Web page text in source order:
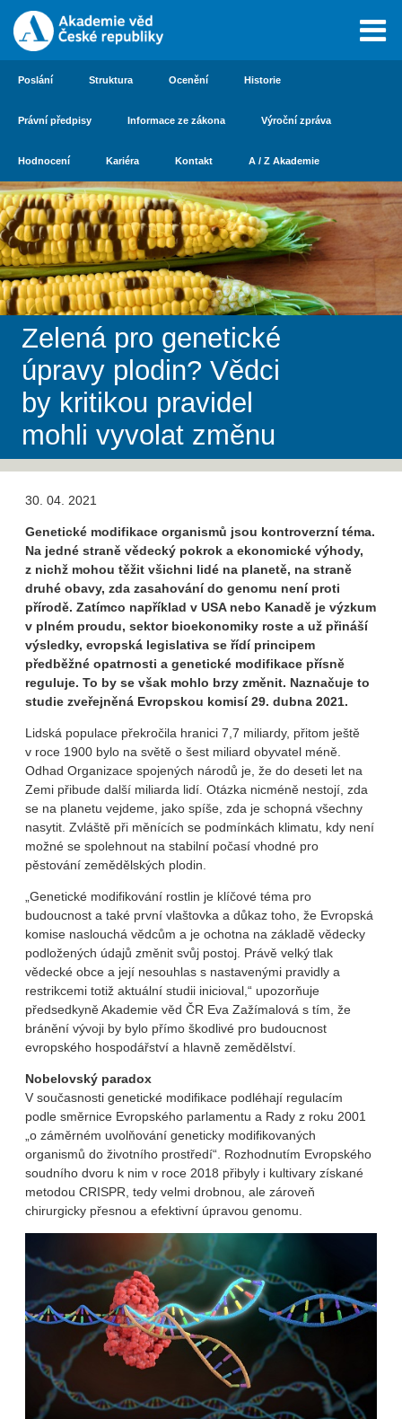
Poslání Struktura Ocenění Historie
Právní předpisy Informace ze zákona Výroční zpráva
Hodnocení Kariéra Kontakt A / Z Akademie
Zelená pro genetické
úpravy plodin? Vědci
by kritikou pravidel
mohli vyvolat změnu
30. 04. 2021
Genetické modifikace organismů jsou kontroverzní téma.
Na jedné straně vědecký pokrok a ekonomické výhody,
z nichž mohou těžit všichni lidé na planetě, na straně
druhé obavy, zda zasahování do genomu není proti
přírodě. Zatímco například v USA nebo Kanadě je výzkum
v plném proudu, sektor bioekonomiky roste a už přináší
výsledky, evropská legislativa se řídí principem
předběžné opatrnosti a genetické modifikace přísně
reguluje. To by se však mohlo brzy změnit. Naznačuje to
studie zveřejněná Evropskou komisí 29. dubna 2021.
Lidská populace překročila hranici 7,7 miliardy, přitom ještě
v roce 1900 bylo na světě o šest miliard obyvatel méně.
Odhad Organizace spojených národů je, že do deseti let na
Zemi přibude další miliarda lidí. Otázka nicméně nestojí, zda
se na planetu vejdeme, jako spíše, zda je schopná všechny
nasytit. Zvláště při měnících se podmínkách klimatu, kdy není
možné se spolehnout na stabilní počasí vhodné pro
pěstování zemědělských plodin.
„Genetické modifikování rostlin je klíčové téma pro
budoucnost a také první vlaštovka a důkaz toho, že Evropská
komise naslouchá vědcům a je ochotna na základě vědecky
podložených údajů změnit svůj postoj. Právě velký tlak
vědecké obce a její nesouhlas s nastavenými pravidly a
restrikcemi totiž aktuální studii inicioval,“ upozorňuje
předsedkyně Akademie věd ČR Eva Zažímalová s tím, že
bránění vývoji by bylo přímo škodlivé pro budoucnost
evropského hospodářství a hlavně zemědělství.
Nobelovský paradox
V současnosti genetické modifikace podléhají regulacím
podle směrnice Evropského parlamentu a Rady z roku 2001
„o záměrném uvolňování geneticky modifikovaných
organismů do životního prostředí“. Rozhodnutím Evropského
soudního dvoru k nim v roce 2018 přibyly i kultivary získané
metodou CRISPR, tedy velmi drobnou, ale zároveň
chirurgicky přesnou a efektivní úpravou genomu.